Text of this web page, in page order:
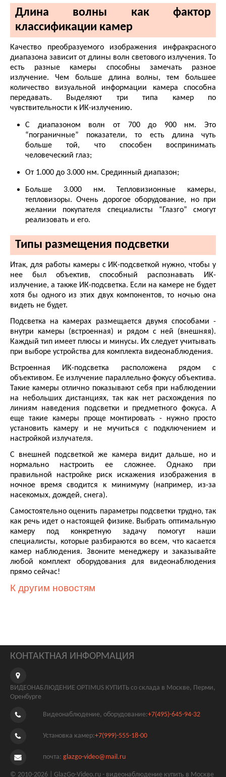
Длина волны как фактор
классификации камер
Качество преобразуемого изображения инфракрасного
диапазона зависит от длины волн светового излучения. То
есть разные камеры способны замечать разное
излучение. Чем больше длина волны, тем большее
количество визуальной информации камера способна
передавать. Выделяют три типа камер по
чувствительности к ИК-излучению.
С диапазоном волн от 700 до 900 нм. Это
“пограничные” показатели, то есть длина чуть
больше той, что способен воспринимать
человеческий глаз;
От 1.000 до 3.000 нм. Срединный диапазон;
Больше 3.000 нм. Тепловизионные камеры,
тепловизоры. Очень дорогое оборудование, но при
желании покупателя специалисты “ Глазго” смогут
реализовать и его.
Типы размещения подсветки
Итак, для работы камеры с ИК-подсветкой нужно, чтобы у
нее был объектив, способный распознавать ИК-
излучение, а также ИК-подсветка. Если на камере не будет
хотя бы одного из этих двух компонентов, то ночью она
видеть не будет.
Подсветка на камерах размещается двумя способами -
внутри камеры (встроенная) и рядом с ней (внешняя).
Каждый тип имеет плюсы и минусы. Их следует учитывать
при выборе устройства для комплекта видеонаблюдения.
Встроенная ИК-подсветка расположена рядом с
объективом. Ее излучение параллельно фокусу объектива.
Такие камеры отлично показывают себя при наблюдении
на небольших дистанциях, так как нет расхождения по
линиям наведения подсветки и предметного фокуса. А
еще такие камеры проще монтировать - нужно просто
установить камеру и не мучиться с подключением и
настройкой излучателя.
С внешней подсветкой же камера видит дальше, но и
нормально настроить ее сложнее. Однако при
правильной настройке риск искажения изображения в
ночное время сводится к минимуму (например, из-за
насекомых, дождей, снега).
Самостоятельно оценить параметры подсветки трудно, так
как речь идет о настоящей физике. Выбрать оптимальную
камеру под конкретную задачу помогут наши
специалисты, которые разбираются во всем, что касается
камер наблюдения. Звоните менеджеру и заказывайте
любой комплект оборудования для видеонаблюдения
прямо сейчас!
К другим новостям
КОНТАКТНАЯ ИНФОРМАЦИЯ
ВИДЕОНАБЛЮДЕНИЕ OPTIMUS КУПИТЬ со склада в Москве, Перми,
Оренбурге
Видеонаблюдение, оборудование:+7(495)-645-94-32
Установка камер:+7(999)-555-18-00
почта: glazgo-video@mail.ru
© 2010-2026 | GlazGo-Video.ru - видеонаблюдение купить в Москве